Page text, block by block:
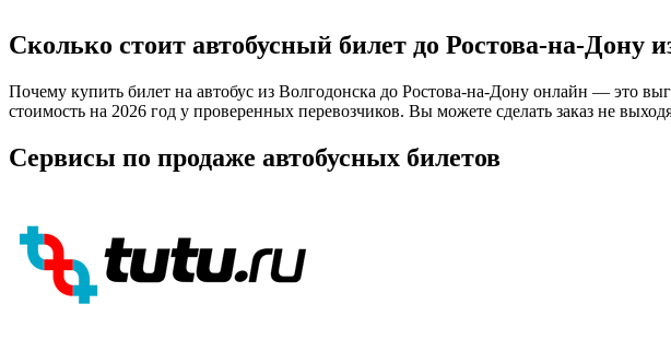
Сколько стоит автобусный билет до Ростова-на-Дону
Почему купить билет на автобус из Волгодонска до Ростова-на-Дону онлайн — это
стоимость на 2026 год у проверенных перевозчиков. Вы можете сделать заказ не
Сервисы по продаже автобусных билетов